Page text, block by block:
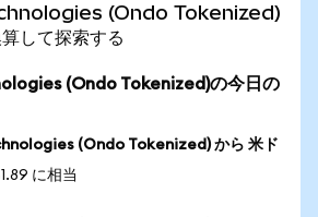
(Ondo Tokenized)
して探索する
(Ondo Tokenized)の今日の
(Ondo Tokenized) から 米ド
に相当